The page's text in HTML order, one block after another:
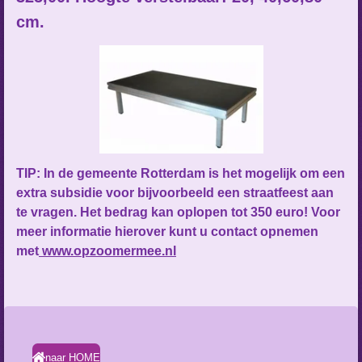
cm.
TIP: In de gemeente Rotterdam is het mogelijk om een
extra subsidie voor bijvoorbeeld een straatfeest aan
te vragen. Het bedrag kan oplopen tot 350 euro! Voor
meer informatie hierover kunt u contact opnemen
met www.opzoomermee.nl
naar HOME